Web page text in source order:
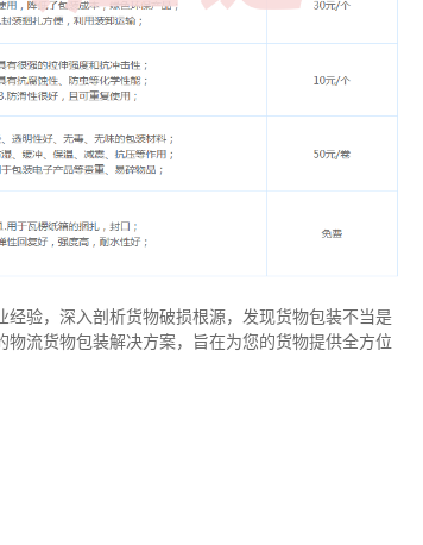
验，深入剖析货物破损根源，发现货物包装不当是
流货物包装解决方案，旨在为您的货物提供全方位